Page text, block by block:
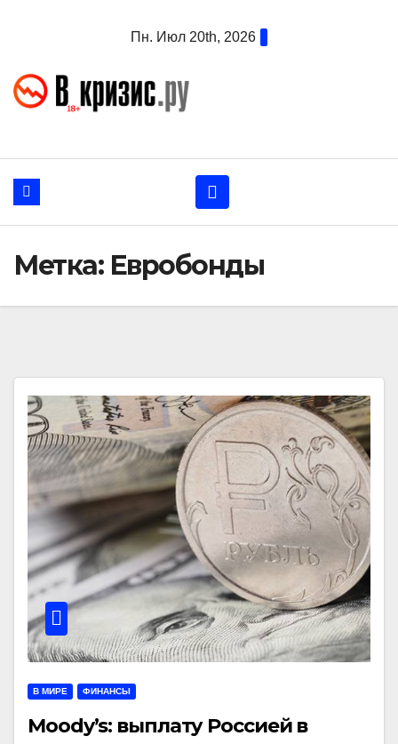
Пн. Июл 20th, 2026
Метка: Евробонды
В МИРЕ ФИНАНСЫ
Moody’s: выплату Россией в